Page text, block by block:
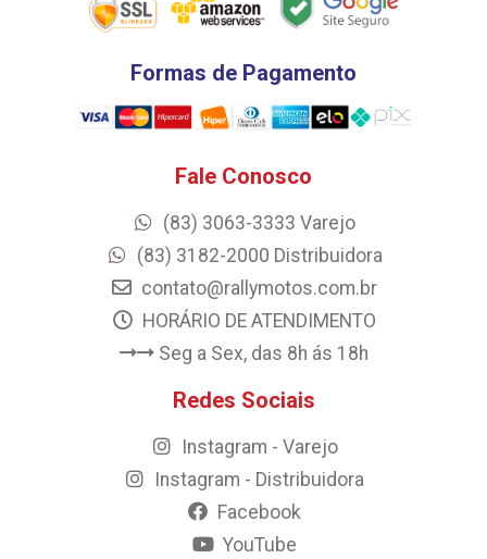
Formas de Pagamento
Fale Conosco
(83) 3063-3333 Varejo
(83) 3182-2000 Distribuidora
contato@rallymotos.com.br
HORÁRIO DE ATENDIMENTO
Seg a Sex, das 8h ás 18h
Redes Sociais
Instagram - Varejo
Instagram - Distribuidora
Facebook
YouTube